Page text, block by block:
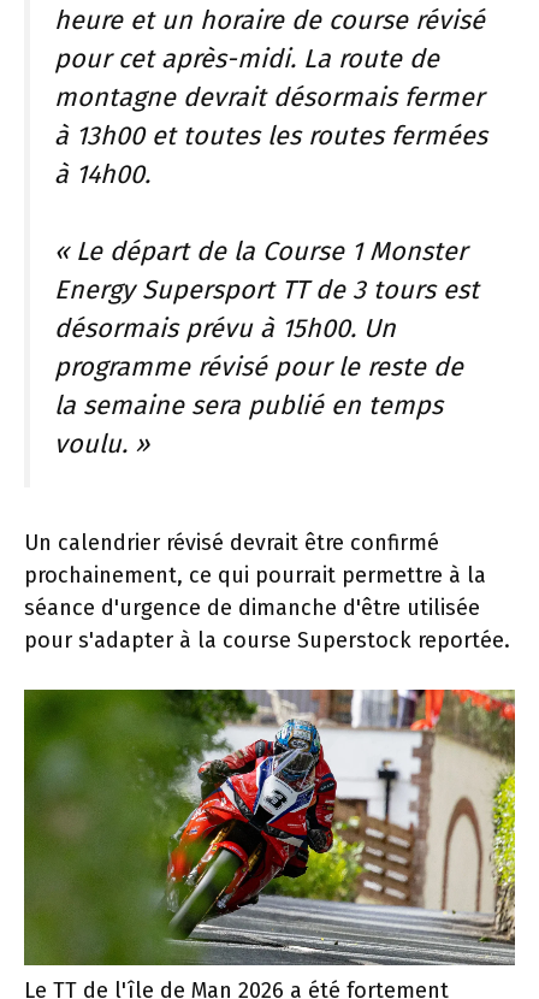
heure et un horaire de course révisé
pour cet après-midi. La route de
montagne devrait désormais fermer
à 13h00 et toutes les routes fermées
à 14h00.
« Le départ de la Course 1 Monster
Energy Supersport TT de 3 tours est
désormais prévu à 15h00. Un
programme révisé pour le reste de
la semaine sera publié en temps
voulu. »
Un calendrier révisé devrait être confirmé
prochainement, ce qui pourrait permettre à la
séance d'urgence de dimanche d'être utilisée
pour s'adapter à la course Superstock reportée.
Le TT de l'île de Man 2026 a été fortement